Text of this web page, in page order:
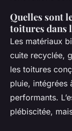
Quelles sont
toitures dans
Les matériaux
cuite recyclée,
les toitures
pluie, intégrées
performants.
plébiscitée,